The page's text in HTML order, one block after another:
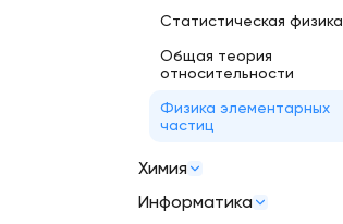
Статистическая физика
Общая теория
относительности
Физика элементарных
частиц
Химия
Информатика